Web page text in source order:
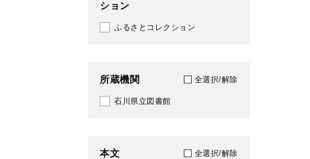
ション
ふるさとコレクション
所蔵機関 全選択/解除
石川県立図書館
本文 全選択/解除